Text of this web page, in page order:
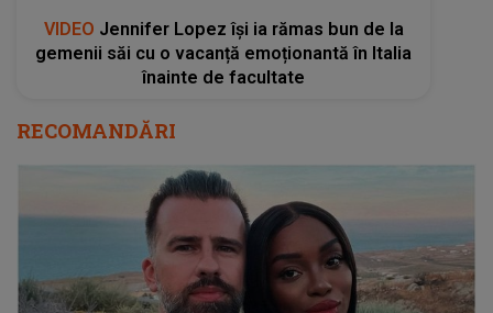
VIDEO Jennifer Lopez își ia rămas bun de la
gemenii săi cu o vacanță emoționantă în Italia
înainte de facultate
RECOMANDĂRI